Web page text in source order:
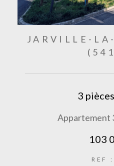
JARVILLE-
3
Appartement
103
REF